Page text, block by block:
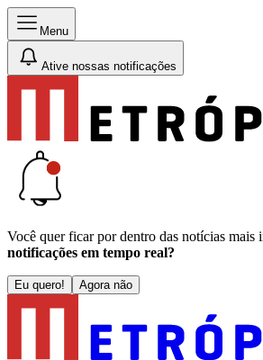
Menu
Ative nossas notificações
Você quer ficar por dentro das notícias mais
notificações em tempo real?
Eu quero! Agora não